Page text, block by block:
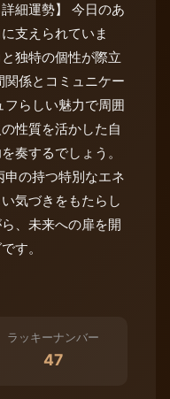
細運勢】 今日のあ
支えられていま
独特の個性が際立
係とコミュニケー
らしい魅力で周囲
性質を活かした自
奏するでしょう。
申の持つ特別なエネ
気づきをもたらし
、未来への扉を開
す。
ラッキーナンバー
47